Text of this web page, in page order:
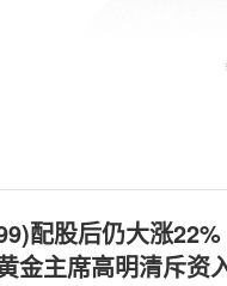
配股后仍大涨
金主席高明清斥资